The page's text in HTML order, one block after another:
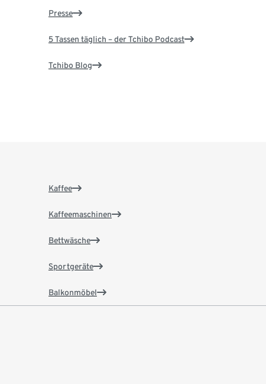
Presse
5 Tassen täglich – der Tchibo Podcast
Tchibo Blog
Kaffee
Kaffeemaschinen
Bettwäsche
Sportgeräte
Balkonmöbel